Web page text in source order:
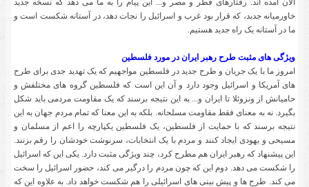
خاورمیانه جدید، که قرار بود غرب و اسرائیل را نجات دهد، در آستانه شکست است و
ما در آستانه یک راه جدید هستیم.
ویژگی های مثبت طرح رهبر ایران در مورد فلسطین
امروز ما با یک جریان و طرح جدید در فلسطین مواجهیم که یک تهدید جدی برای طرح
های آمریکا و اسرائیل وجود دارد و آن این است که فلسطین گروه های مختلفش و
حامیانش از ونزوئلا تا ایران و... به این نتیجه برسند که یک مقاومت مردمی باید شکل
بگیرد. نه به معنای فقط مقاومت مسلحانه. بلکه به این معنا که تمام مردم جهان به این
نتیجه برسند که با حمایت از فلسطین، یک فلسطین یکپارچه را اعم از مسلمان و
مسیحی و یهودی ایجاد کنند و مردم با یک انتخابات، سرنوشت خودشان را رقم بزنند.
این پیشنهاد که رهبر ایران هم مطرح کرد، چند ویژگی مثبت دارد. یکی این که اسرائیل
را شکست می دهد. دوم این که چون مردم را درگیر می کند، حضور اسرائیل را سخت
می کند. طرح ها و پیش بینی های اسرائیلی را هم شکست خواهد داد. به علاوه این که